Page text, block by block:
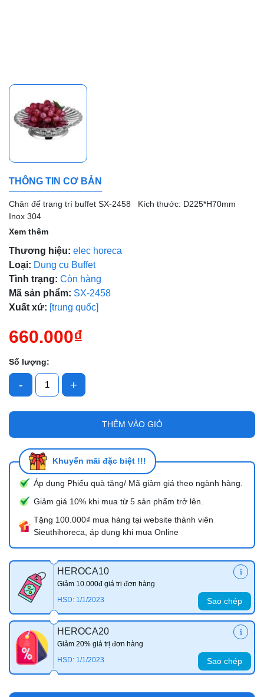
THÔNG TIN CƠ BẢN
Chân đế trang trí buffet SX-2458 Kích thước: D225*H70mm
Inox 304
Xem thêm
Thương hiệu: elec horeca
Loại: Dụng cụ Buffet
Tình trạng: Còn hàng
Mã sản phẩm: SX-2458
Xuất xứ: [trung quốc]
660.000₫
Số lượng:
- +
THÊM VÀO GIỎ
Khuyến mãi đặc biệt !!!
Áp dụng Phiếu quà tặng/ Mã giảm giá theo ngành hàng.
Giảm giá 10% khi mua từ 5 sản phẩm trở lên.
Tặng 100.000₫ mua hàng tại website thành viên
Sieuthihoreca, áp dụng khi mua Online
HEROCA10
Giảm 10.000đ giá trị đơn hàng
HSD: 1/1/2023
Sao chép
HEROCA20
Giảm 20% giá trị đơn hàng
HSD: 1/1/2023
Sao chép